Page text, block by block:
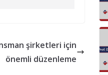
şirketleri için
önemli düzenleme